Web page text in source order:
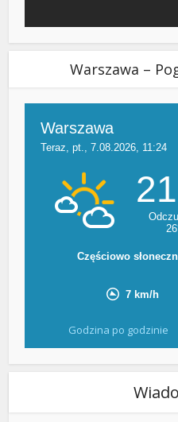
Warszawa –
Godzina po godzinie